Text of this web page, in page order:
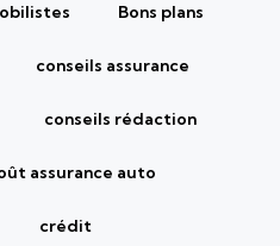
Bons plans
conseils assurance
conseils rédaction
assurance auto
crédit